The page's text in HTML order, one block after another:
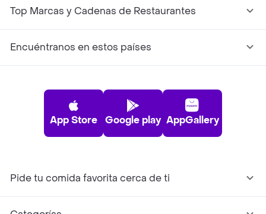
Top Marcas y Cadenas de Restaurantes
Encuéntranos en estos países
App Store Google play AppGallery
Pide tu comida favorita cerca de ti